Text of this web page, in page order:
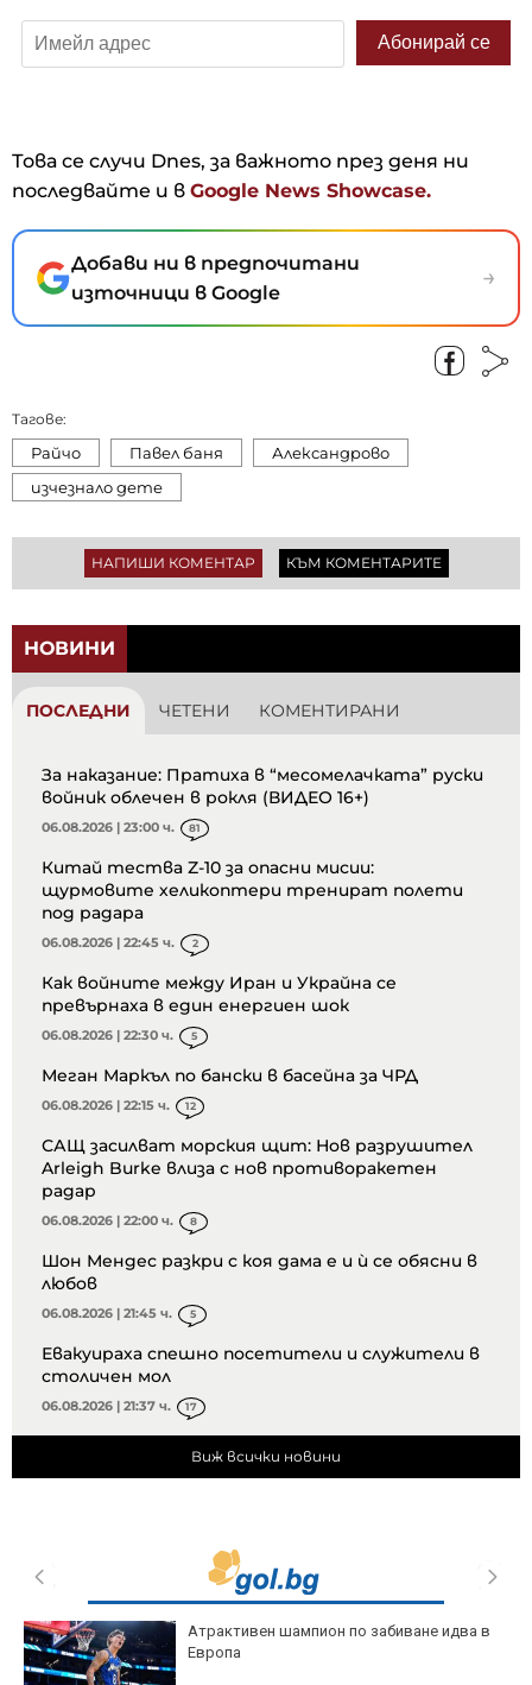
Това се случи Dnes, за важното през деня ни
последвайте и в Google News Showcase.
Добави ни в предпочитани
източници в Google
→
Тагове:
Райчо Павел баня
Александрово
изчезнало дете
НАПИШИ КОМЕНТАР КЪМ КОМЕНТАРИТЕ
НОВИНИ
ПОСЛЕДНИ ЧЕТЕНИ КОМЕНТИРАНИ
За наказание: Пратиха в “месомелачката” руски
войник облечен в рокля (ВИДЕО 16+)
06.08.2026 | 23:00 ч. 81
Китай тества Z-10 за опасни мисии:
щурмовите хеликоптери тренират полети
под радара
06.08.2026 | 22:45 ч. 2
Как войните между Иран и Украйна се
превърнаха в един енергиен шок
06.08.2026 | 22:30 ч. 5
Меган Маркъл по бански в басейна за ЧРД
06.08.2026 | 22:15 ч. 12
САЩ засилват морския щит: Нов разрушител
Arleigh Burke влиза с нов противоракетен
радар
06.08.2026 | 22:00 ч. 8
Шон Мендес разкри с коя дама е и ѝ се обясни в
любов
06.08.2026 | 21:45 ч. 5
Евакуираха спешно посетители и служители в
столичен мол
06.08.2026 | 21:37 ч. 17
Виж всички новини
Атрактивен шампион по забиване идва в
Европа